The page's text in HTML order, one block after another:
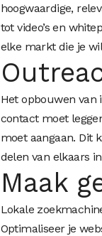
hoogwaardige,
tot video’s en
elke markt die je
Het opbouwen van
contact moet
moet aangaan. Dit
delen van elkaars
Maak
Lokale
Optimaliseer je